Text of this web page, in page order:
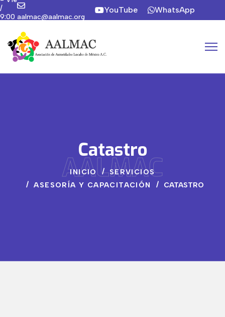
/
9:00
hrs
aalmac@aalmac.org
YouTube WhatsApp
Catastro
AALMAC
INICIO
SERVICIOS
ASESORÍA Y CAPACITACIÓN
CATASTRO